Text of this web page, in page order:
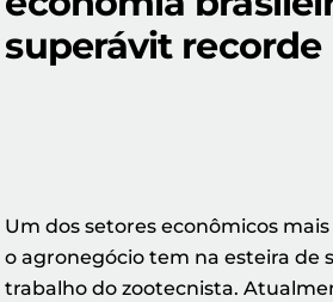
superávit recorde
Um dos setores econômicos
o agronegócio tem na esteira de
trabalho do zootecnista.